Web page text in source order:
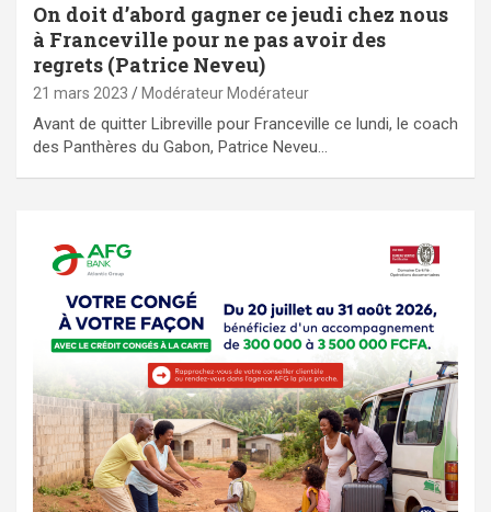
On doit d’abord gagner ce jeudi chez nous
à Franceville pour ne pas avoir des
regrets (Patrice Neveu)
21 mars 2023 Modérateur Modérateur
Avant de quitter Libreville pour Franceville ce lundi, le coach
des Panthères du Gabon, Patrice Neveu…